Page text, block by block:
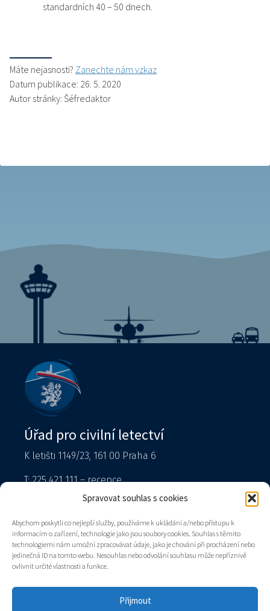
Spravovat souhlas s cookies
Abychom poskytli co nejlepší služby, používáme k ukládání a/nebo přístupu k
informacím o zařízení, technologie jako jsou soubory cookies. Souhlas s těmito
technologiemi nám umožní zpracovávat údaje, jako je chování při procházení nebo
jedinečná ID na tomto webu. Nesouhlas nebo odvolání souhlasu může nepříznivě
ovlivnit určité vlastnosti a funkce.
Přijmout
standardních 40 – 50 dnech.
Máte nejasnosti? Zanechte nám vzkaz
Datum publikace: 26. 5. 2020
Autor stránky: Šéfredaktor
Úřad pro civilní letectví
K letišti 1149/23, 161 00 Praha 6
T: 225 421 111 – recepce
podatelna@caa.gov.cz
Datová schránka: v8gaaz5
Úřad